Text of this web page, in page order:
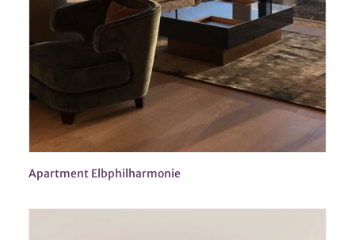
Apartment Elbphilharmonie